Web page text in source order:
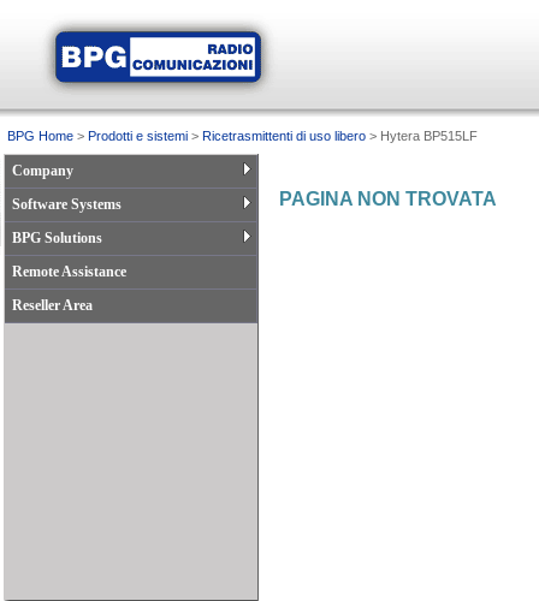
BPG Home > Prodotti e sistemi > Ricetrasmittenti di uso libero > Hytera BP515LF
Company
Software Systems
BPG Solutions
Remote Assistance
Reseller Area
PAGINA NON TROVATA